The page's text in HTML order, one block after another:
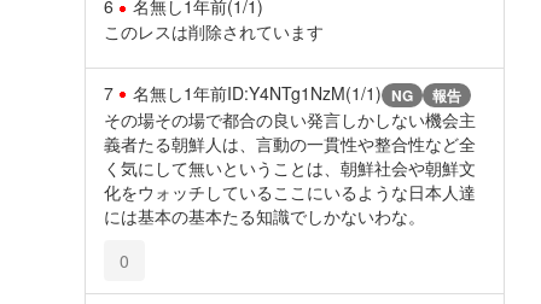
6 名無し1年前(1/1)
このレスは削除されています
7 名無し1年前ID:Y4NTg1NzM(1/1) NG 報告
その場その場で都合の良い発言しかしない機会主
義者たる朝鮮人は、言動の一貫性や整合性など全
く気にして無いということは、朝鮮社会や朝鮮文
化をウォッチしているここにいるような日本人達
には基本の基本たる知識でしかないわな。
0